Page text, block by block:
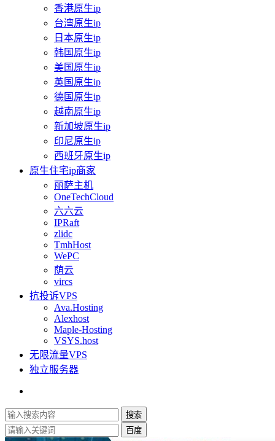
香港原生ip
台湾原生ip
日本原生ip
韩国原生ip
美国原生ip
英国原生ip
德国原生ip
越南原生ip
新加坡原生ip
印尼原生ip
西班牙原生ip
原生住宅ip商家
丽萨主机
OneTechCloud
六六云
IPRaft
zlidc
TmhHost
WePC
荫云
vircs
抗投诉VPS
Ava.Hosting
Alexhost
Maple-Hosting
VSYS.host
无限流量VPS
独立服务器